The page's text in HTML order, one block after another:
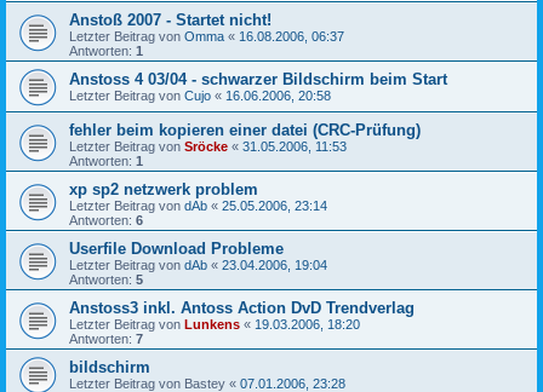
Anstoß 2007 - Startet nicht!
Letzter Beitrag von Omma « 16.08.2006, 06:37
Antworten: 1
Anstoss 4 03/04 - schwarzer Bildschirm beim Start
Letzter Beitrag von Cujo « 16.06.2006, 20:58
fehler beim kopieren einer datei (CRC-Prüfung)
Letzter Beitrag von Sröcke « 31.05.2006, 11:53
Antworten: 1
xp sp2 netzwerk problem
Letzter Beitrag von dAb « 25.05.2006, 23:14
Antworten: 6
Userfile Download Probleme
Letzter Beitrag von dAb « 23.04.2006, 19:04
Antworten: 5
Anstoss3 inkl. Antoss Action DvD Trendverlag
Letzter Beitrag von Lunkens « 19.03.2006, 18:20
Antworten: 7
bildschirm
Letzter Beitrag von Bastey « 07.01.2006, 23:28